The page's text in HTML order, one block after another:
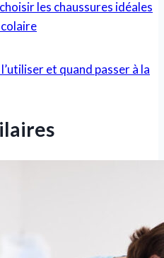
les chaussures idéales
et quand passer à la